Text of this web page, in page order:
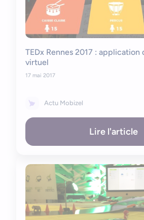
TEDx Rennes 2017 : application
virtuel
17 mai 2017
Actu Mobizel
Lire l'article